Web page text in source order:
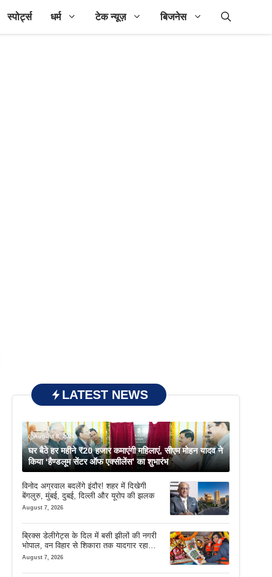
स्पोर्ट्स धर्म टेक न्यूज़ बिजनेस
LATEST NEWS
August 8, 2026
घर बैठे हर महीने ₹20 हजार कमाएंगी महिलाएं, सीएम मोहन यादव ने
किया ‘हैण्डलूम सेंटर ऑफ एक्सीलेंस’ का शुभारंभ
विनोद अग्रवाल बदलेंगे इंदौर! शहर में दिखेगी
बेंगलुरु, मुंबई, दुबई, दिल्ली और यूरोप की झलक
August 7, 2026
ब्रिक्स डेलीगेट्स के दिल में बसी झीलों की नगरी
भोपाल, वन विहार से शिकारा तक यादगार रहा
सफर
August 7, 2026